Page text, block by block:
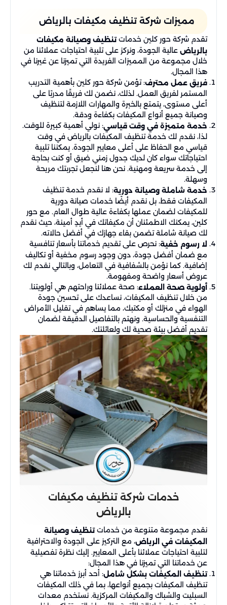
مميزات شركة تنظيف مكيفات بالرياض
تقدم شركة حور كلين خدماتتنظيف وصيانة مكيفات
بالرياض عالية الجودة، ونركز على تلبية احتياجات عملائنا من
خلال مجموعة من المميزات الفريدة التي تميزنا عن غيرنا في
هذا المجال.
فريق عمل محترف: تؤمن شركة حور كلين بأهمية التدريب
المستمر لفريق العمل. لذلك، نضمن لك فريقًا مدربًا على
أعلى مستوى، يتمتع بالخبرة والمهارات اللازمة لتنظيف
وصيانة جميع أنواع المكيفات بكفاءة ودقة.
خدمة متميزة في وقت قياسي: نولي أهمية كبيرة للوقت.
لذا، نقدم لك خدمة تنظيف المكيفات بالرياض في وقت
قياسي مع الحفاظ على أعلى معايير الجودة. يمكننا تلبية
احتياجاتك سواء كان لديك جدول زمني ضيق أو كنت بحاجة
إلى خدمة سريعة ومهنية. نحن هنا لنجعل تجربتك مريحة
وسهلة.
خدمة شاملة وصيانة دورية: لا نقدم خدمة تنظيف
المكيفات فقط، بل نقدم أيضًا خدمات صيانة دورية
للمكيفات لضمان عملها بكفاءة عالية طوال العام. مع حور
كلين، يمكنك الاطمئنان أن مكيفاتك في أيدٍ أمينة، حيث نقدم
لك صيانة شاملة تضمن بقاء جهازك في أفضل حالاته.
لا رسوم خفية: نحرص على تقديم خدماتنا بأسعار تنافسية
مع ضمان أفضل جودة، دون وجود رسوم مخفية أو تكاليف
إضافية. كما نؤمن بالشفافية في التعامل، وبالتالي نقدم لك
عروض أسعار واضحة ومفهومة.
أولوية صحة العملاء: صحة عملائنا وراحتهم هي أولويتنا.
من خلال تنظيف المكيفات، نساعدك على تحسين جودة
الهواء في منزلك أو مكتبك، مما يساهم في تقليل الأمراض
التنفسية والحساسية. ونهتم بالتفاصيل الدقيقة لضمان
تقديم أفضل بيئة صحية لك ولعائلتك.
خدمات شركة تنظيف مكيفات
بالرياض
نقدم مجموعة متنوعة من خدماتتنظيف وصيانة
المكيفات في الرياض، مع التركيز على الجودة والاحترافية
لتلبية احتياجات عملائنا بأعلى المعايير. إليك نظرة تفصيلية
عن خدماتنا التي تميزنا في هذا المجال:
تنظيف المكيفات بشكل شامل: أحد أبرز خدماتنا هي
تنظيف المكيفات بجميع أنواعها، بما في ذلك المكيفات
السبليت والشباك والمكيفات المركزية. نستخدم معدات